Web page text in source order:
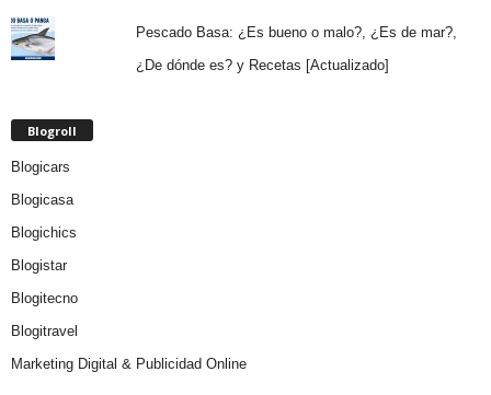
Pescado Basa: ¿Es bueno o malo?, ¿Es de mar?,
¿De dónde es? y Recetas [Actualizado]
Blogroll
Blogicars
Blogicasa
Blogichics
Blogistar
Blogitecno
Blogitravel
Marketing Digital & Publicidad Online